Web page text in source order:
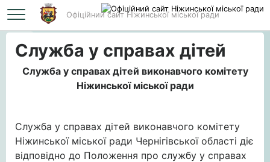
Офіційний сайт Ніжинської міської ради
Головна Служба у справах дітей
Служба у справах дітей
Служба у справах дітей виконавчого комітету
Ніжинської міської ради
Служба у справах дітей виконавчого комітету
Ніжинської міської ради Чернігівської області діє
відповідно до Положення про cлужбу у справах